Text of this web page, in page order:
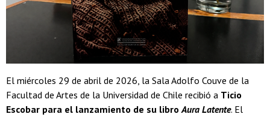
El miércoles 29 de abril de 2026, la Sala Adolfo Couve de la
Facultad de Artes de la Universidad de Chile recibió a Ticio
Escobar para el lanzamiento de su libroAura Latente. El